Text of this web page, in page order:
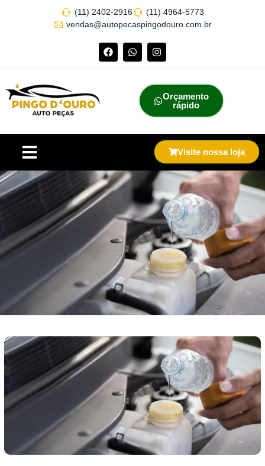
(11) 2402-2916
(11) 4964-5773
vendas@autopecaspingodouro.com.br
Orçamento
rápido
Visite nossa loja